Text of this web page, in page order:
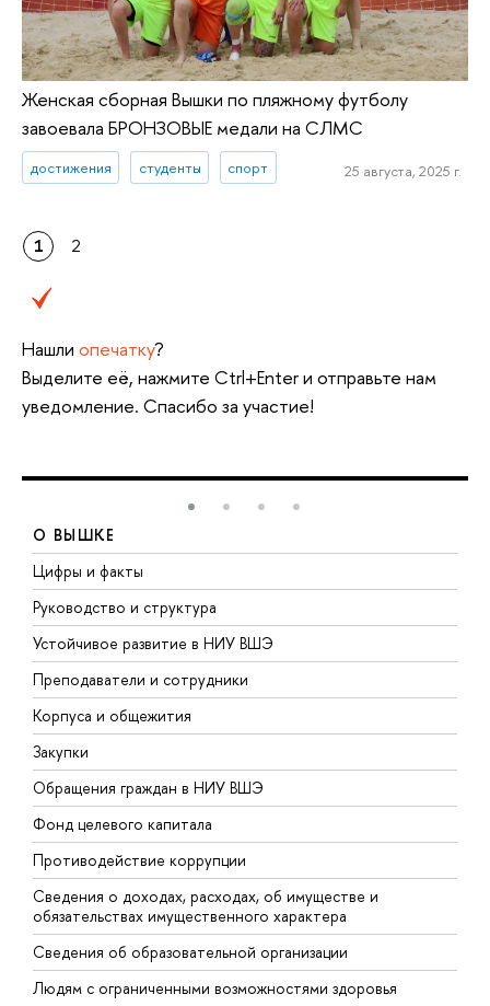
Женская сборная Вышки по пляжному футболу
завоевала БРОНЗОВЫЕ медали на СЛМС
достижения студенты спорт 25 августа, 2025 г.
1 2
Нашли опечатку?
Выделите её, нажмите Ctrl+Enter и отправьте нам
уведомление. Спасибо за участие!
О ВЫШКЕ
Цифры и факты
Руководство и структура
Устойчивое развитие в НИУ ВШЭ
Преподаватели и сотрудники
Корпуса и общежития
Закупки
Обращения граждан в НИУ ВШЭ
Фонд целевого капитала
Противодействие коррупции
Сведения о доходах, расходах, об имуществе и
обязательствах имущественного характера
Сведения об образовательной организации
Людям с ограниченными возможностями здоровья